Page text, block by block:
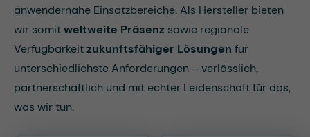
anwendernahe Einsatzbereiche. Als Hersteller bieten
wir somitweltweite Präsenz sowie regionale
Verfügbarkeitzukunftsfähiger Lösungen für
unterschiedlichste Anforderungen – verlässlich,
partnerschaftlich und mit echter Leidenschaft für das,
was wir tun.